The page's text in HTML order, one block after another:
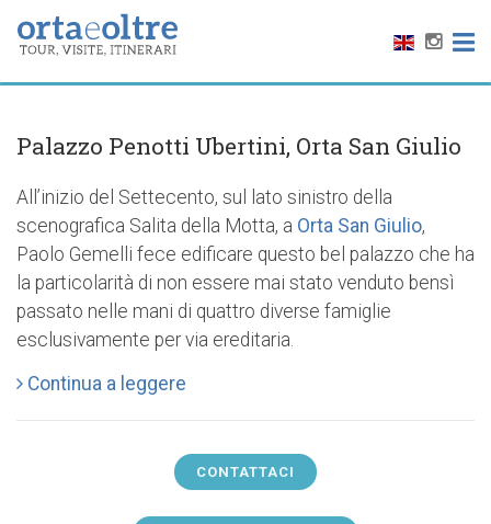
Palazzo Penotti Ubertini, Orta San Giulio
All’inizio del Settecento, sul lato sinistro della
scenografica Salita della Motta, a Orta San Giulio,
Paolo Gemelli fece edificare questo bel palazzo che ha
la particolarità di non essere mai stato venduto bensì
passato nelle mani di quattro diverse famiglie
esclusivamente per via ereditaria.
Continua a leggere
CONTATTACI